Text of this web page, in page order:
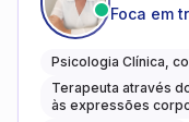
Foca em
Psicologia Clínica,
Terapeuta através
às expressões